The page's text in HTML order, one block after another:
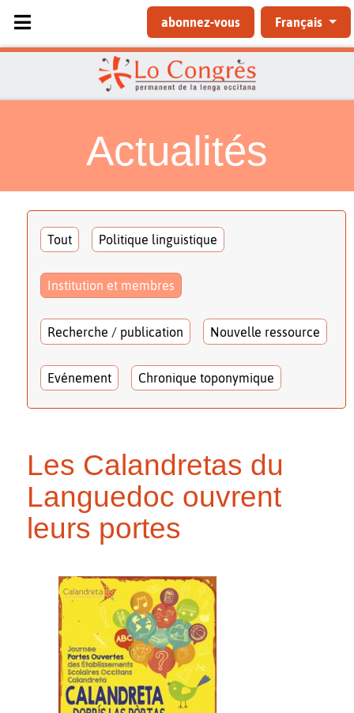
Sélectionnez votre langue
abonnez-vous Français
Actualités
Tout Politique linguistique
Institution et membres
Recherche / publication Nouvelle ressource
Evénement Chronique toponymique
Les Calandretas du
Languedoc ouvrent
leurs portes